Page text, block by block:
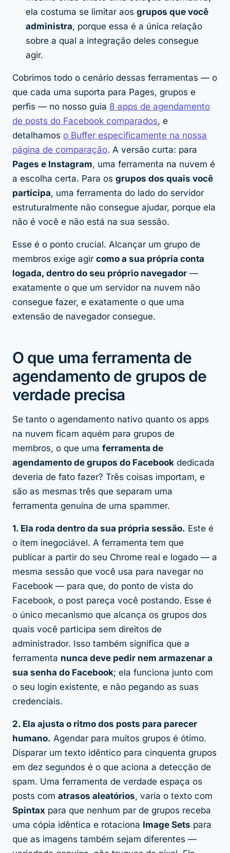
ela costuma se limitar aos grupos que você
administra, porque essa é a única relação
sobre a qual a integração deles consegue
agir.
Cobrimos todo o cenário dessas ferramentas — o
que cada uma suporta para Pages, grupos e
perfis — no nosso guia 8 apps de agendamento
de posts do Facebook comparados, e
detalhamos o Buffer especificamente na nossa
página de comparação. A versão curta: para
Pages e Instagram, uma ferramenta na nuvem é
a escolha certa. Para os grupos dos quais você
participa, uma ferramenta do lado do servidor
estruturalmente não consegue ajudar, porque ela
não é você e não está na sua sessão.
Esse é o ponto crucial. Alcançar um grupo de
membros exige agir como a sua própria conta
logada, dentro do seu próprio navegador —
exatamente o que um servidor na nuvem não
consegue fazer, e exatamente o que uma
extensão de navegador consegue.
O que uma ferramenta de
agendamento de grupos de
verdade precisa
Se tanto o agendamento nativo quanto os apps
na nuvem ficam aquém para grupos de
membros, o que uma ferramenta de
agendamento de grupos do Facebook dedicada
deveria de fato fazer? Três coisas importam, e
são as mesmas três que separam uma
ferramenta genuína de uma spammer.
1. Ela roda dentro da sua própria sessão. Este é
o item inegociável. A ferramenta tem que
publicar a partir do seu Chrome real e logado — a
mesma sessão que você usa para navegar no
Facebook — para que, do ponto de vista do
Facebook, o post pareça você postando. Esse é
o único mecanismo que alcança os grupos dos
quais você participa sem direitos de
administrador. Isso também significa que a
ferramenta nunca deve pedir nem armazenar a
sua senha do Facebook; ela funciona junto com
o seu login existente, e não pegando as suas
credenciais.
2. Ela ajusta o ritmo dos posts para parecer
humano. Agendar para muitos grupos é ótimo.
Disparar um texto idêntico para cinquenta grupos
em dez segundos é o que aciona a detecção de
spam. Uma ferramenta de verdade espaça os
posts com atrasos aleatórios, varia o texto com
Spintax para que nenhum par de grupos receba
uma cópia idêntica e rotaciona Image Sets para
que as imagens também sejam diferentes —